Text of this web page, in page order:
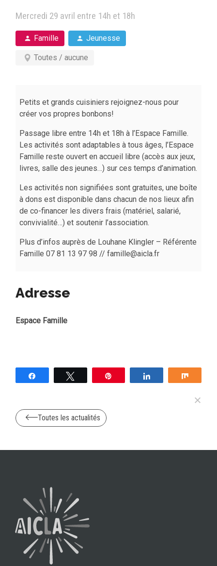
Mercredi 29 avril entre 14h et 18h
Famille Jeunesse
Toutes / aucune
Petits et grands cuisiniers rejoignez-nous pour
créer vos propres bonbons!
Passage libre entre 14h et 18h à l’Espace Famille.
Les activités sont adaptables à tous âges, l’Espace
Famille reste ouvert en accueil libre (accès aux jeux,
livres, salle des jeunes…) sur ces temps d’animation.
Les activités non signifiées sont gratuites, une boîte
à dons est disponible dans chacun de nos lieux afin
de co-financer les divers frais (matériel, salarié,
convivialité…) et soutenir l’association.
Plus d’infos auprès de Louhane Klingler – Référente
Famille 07 81 13 97 98 // famille@aicla.fr
Adresse
Espace Famille
Partagez
Toutes les actualités